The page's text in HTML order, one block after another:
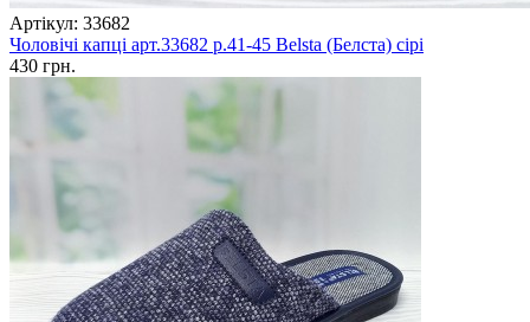
Артікул: 33682
Чоловічі капці арт.33682 р.41-45 Belsta (Белста) сірі
430 грн.